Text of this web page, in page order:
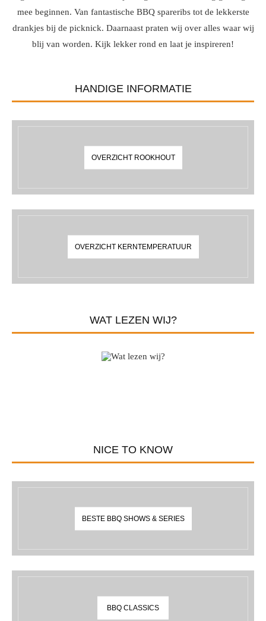
mee beginnen. Van fantastische BBQ spareribs tot de lekkerste
drankjes bij de picknick. Daarnaast praten wij over alles waar wij
blij van worden. Kijk lekker rond en laat je inspireren!
HANDIGE INFORMATIE
OVERZICHT ROOKHOUT
OVERZICHT KERNTEMPERATUUR
WAT LEZEN WIJ?
NICE TO KNOW
BESTE BBQ SHOWS & SERIES
BBQ CLASSICS